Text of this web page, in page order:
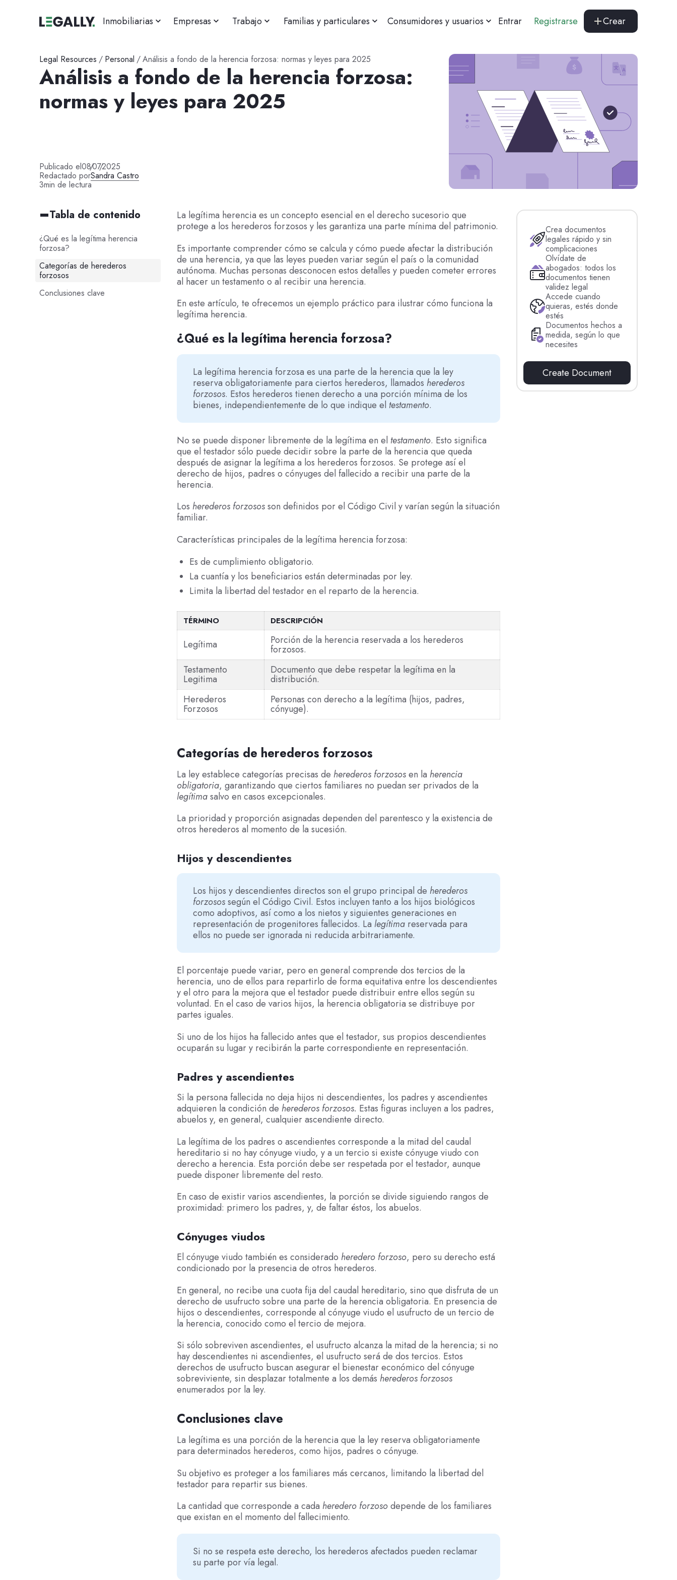
Inmobiliarias Empresas Trabajo Familias y particulares Consumidores y usuarios Entrar Registrarse Crear
Legal Resources / Personal /Análisis a fondo de la herencia forzosa: normas y leyes para 2025
Análisis a fondo de la herencia forzosa:
normas y leyes para 2025
Publicado el08/07/2025
Redactado porSandra Castro
3min de lectura
Tabla de contenido
¿Qué es la legítima herencia
forzosa?
Categorías de herederos
forzosos
Conclusiones clave
La legítima herencia es un concepto esencial en el derecho sucesorio que
protege a los herederos forzosos y les garantiza una parte mínima del patrimonio.
Es importante comprender cómo se calcula y cómo puede afectar la distribución
de una herencia, ya que las leyes pueden variar según el país o la comunidad
autónoma. Muchas personas desconocen estos detalles y pueden cometer errores
al hacer un testamento o al recibir una herencia.
En este artículo, te ofrecemos un ejemplo práctico para ilustrar cómo funciona la
legítima herencia.
¿Qué es la legítima herencia forzosa?
La legítima herencia forzosa es una parte de la herencia que la ley
reserva obligatoriamente para ciertos herederos, llamados herederos
forzosos. Estos herederos tienen derecho a una porción mínima de los
bienes, independientemente de lo que indique el testamento.
No se puede disponer libremente de la legítima en el testamento. Esto significa
que el testador sólo puede decidir sobre la parte de la herencia que queda
después de asignar la legítima a los herederos forzosos. Se protege así el
derecho de hijos, padres o cónyuges del fallecido a recibir una parte de la
herencia.
Los herederos forzososson definidos por el Código Civil y varían según la situación
familiar.
Características principales de la legítima herencia forzosa:
Es de cumplimiento obligatorio.
La cuantía y los beneficiarios están determinadas por ley.
Limita la libertad del testador en el reparto de la herencia.
TÉRMINO DESCRIPCIÓN
Legítima Porción de la herencia reservada a los herederos
forzosos.
Testamento
Legitima
Documento que debe respetar la legítima en la
distribución.
Herederos
Forzosos
Personas con derecho a la legítima (hijos, padres,
cónyuge).
Categorías de herederos forzosos
La ley establece categorías precisas de herederos forzososen la herencia
obligatoria, garantizando que ciertos familiares no puedan ser privados de la
legítimasalvo en casos excepcionales.
La prioridad y proporción asignadas dependen del parentesco y la existencia de
otros herederos al momento de la sucesión.
Hijos y descendientes
Los hijos y descendientes directos son el grupo principal de herederos
forzosossegún el Código Civil. Estos incluyen tanto a los hijos biológicos
como adoptivos, así como a los nietos y siguientes generaciones en
representación de progenitores fallecidos. La legítimareservada para
ellos no puede ser ignorada ni reducida arbitrariamente.
El porcentaje puede variar, pero en general comprende dos tercios de la
herencia, uno de ellos para repartirlo de forma equitativa entre los descendientes
y el otro para la mejora que el testador puede distribuir entre ellos según su
voluntad. En el caso de varios hijos, la herencia obligatoria se distribuye por
partes iguales.
Si uno de los hijos ha fallecido antes que el testador, sus propios descendientes
ocuparán su lugar y recibirán la parte correspondiente en representación.
Padres y ascendientes
Si la persona fallecida no deja hijos ni descendientes, los padres y ascendientes
adquieren la condición de herederos forzosos. Estas figuras incluyen a los padres,
abuelos y, en general, cualquier ascendiente directo.
La legítima de los padres o ascendientes corresponde a la mitad del caudal
hereditario si no hay cónyuge viudo, y a un tercio si existe cónyuge viudo con
derecho a herencia. Esta porción debe ser respetada por el testador, aunque
puede disponer libremente del resto.
En caso de existir varios ascendientes, la porción se divide siguiendo rangos de
proximidad: primero los padres, y, de faltar éstos, los abuelos.
Cónyuges viudos
El cónyuge viudo también es considerado heredero forzoso, pero su derecho está
condicionado por la presencia de otros herederos.
En general, no recibe una cuota fija del caudal hereditario, sino que disfruta de un
derecho de usufructo sobre una parte de la herencia obligatoria. En presencia de
hijos o descendientes, corresponde al cónyuge viudo el usufructo de un tercio de
la herencia, conocido como el tercio de mejora.
Si sólo sobreviven ascendientes, el usufructo alcanza la mitad de la herencia; si no
hay descendientes ni ascendientes, el usufructo será de dos tercios. Estos
derechos de usufructo buscan asegurar el bienestar económico del cónyuge
sobreviviente, sin desplazar totalmente a los demás herederos forzosos
enumerados por la ley.
Conclusiones clave
La legítima es una porción de la herencia que la ley reserva obligatoriamente
para determinados herederos, como hijos, padres o cónyuge.
Su objetivo es proteger a los familiares más cercanos, limitando la libertad del
testador para repartir sus bienes.
La cantidad que corresponde a cada heredero forzosodepende de los familiares
que existan en el momento del fallecimiento.
Si no se respeta este derecho, los herederos afectados pueden reclamar
su parte por vía legal.
Crea documentos
legales rápido y sin
complicaciones
Olvídate de
abogados: todos los
documentos tienen
validez legal
Accede cuando
quieras, estés donde
estés
Documentos hechos a
medida, según lo que
necesites
Create Document